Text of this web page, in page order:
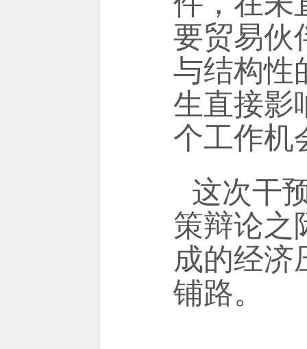
要贸易伙
与结构性
生直接影
个工作机
这次干
策辩论之
成的经济
铺路。